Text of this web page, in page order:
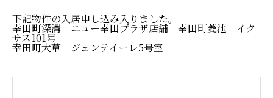
下記物件の入居申し込み入りました。
幸田町深溝 ニュー幸田プラザ店舗 幸田町菱池 イク
サス101号
幸田町大草 ジェンテイーレ5号室